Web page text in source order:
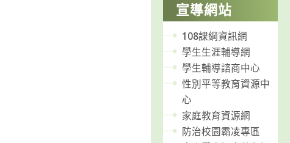
宣導網站
108課綱資訊網
學生生涯輔導網
學生輔導諮商中心
性別平等教育資源中
心
家庭教育資源網
防治校園霸凌專區